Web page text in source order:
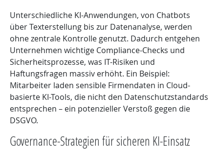
Unterschiedliche KI-Anwendungen, von Chatbots
über Texterstellung bis zur Datenanalyse, werden
ohne zentrale Kontrolle genutzt. Dadurch entgehen
Unternehmen wichtige Compliance-Checks und
Sicherheitsprozesse, was IT-Risiken und
Haftungsfragen massiv erhöht. Ein Beispiel:
Mitarbeiter laden sensible Firmendaten in Cloud-
basierte KI-Tools, die nicht den Datenschutzstandards
entsprechen – ein potenzieller Verstoß gegen die
DSGVO.
Governance-Strategien für sicheren KI-Einsatz